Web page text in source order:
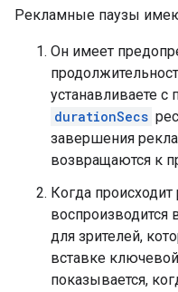
Рекламные паузы
Он имеет
устанавливаете
durationSecs
завершения
возвращаются к
Когда
воспроизводится
для зрителей,
вставке
показывается,